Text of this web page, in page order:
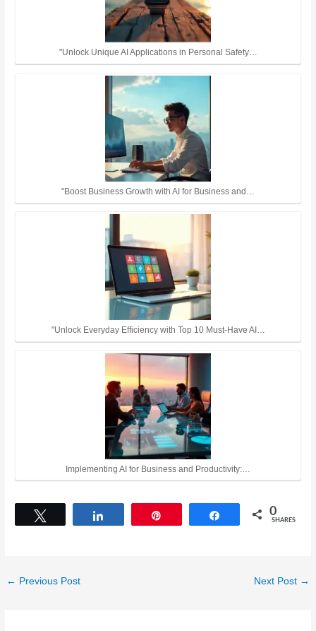
"Unlock Unique AI Applications in Personal Safety…
"Boost Business Growth with AI for Business and…
"Unlock Everyday Efficiency with Top 10 Must-Have AI…
Implementing AI for Business and Productivity:…
Share 0
SHARES
← Previous Post Next Post →